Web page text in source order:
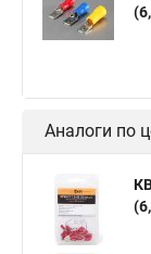
Аналоги по